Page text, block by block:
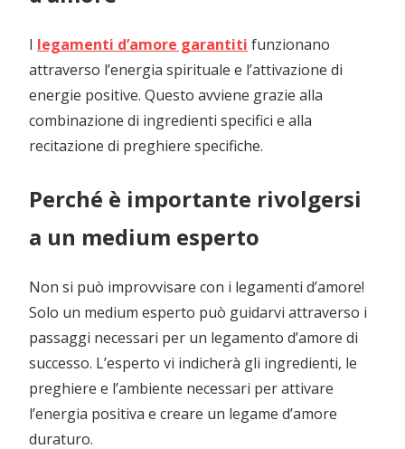
I legamenti d’amore garantiti funzionano
attraverso l’energia spirituale e l’attivazione di
energie positive. Questo avviene grazie alla
combinazione di ingredienti specifici e alla
recitazione di preghiere specifiche.
Perché è importante rivolgersi
a un medium esperto
Non si può improvvisare con i legamenti d’amore!
Solo un medium esperto può guidarvi attraverso i
passaggi necessari per un legamento d’amore di
successo. L’esperto vi indicherà gli ingredienti, le
preghiere e l’ambiente necessari per attivare
l’energia positiva e creare un legame d’amore
duraturo.